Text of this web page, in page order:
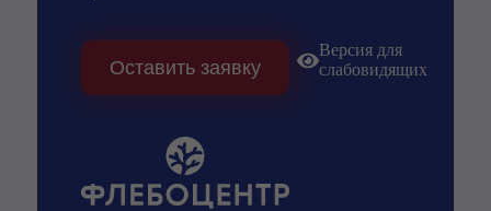
Оставить заявку
Версия для
слабовидящих